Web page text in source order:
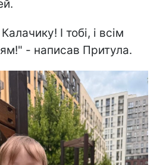
І тобі, і всім
- написав Притула.